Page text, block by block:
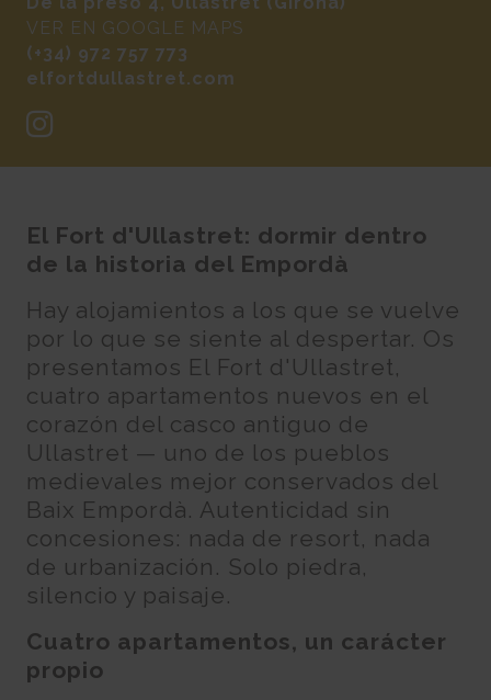
VER EN GOOGLE MAPS
(+34) 972 757 773
elfortdullastret.com
El Fort d'Ullastret: dormir dentro
de la historia del Empordà
Hay alojamientos a los que se vuelve
por lo que se siente al despertar. Os
presentamos El Fort d'Ullastret,
cuatro apartamentos nuevos en el
corazón del casco antiguo de
Ullastret — uno de los pueblos
medievales mejor conservados del
Baix Empordà. Autenticidad sin
concesiones: nada de resort, nada
de urbanización. Solo piedra,
silencio y paisaje.
Cuatro apartamentos, un carácter
propio